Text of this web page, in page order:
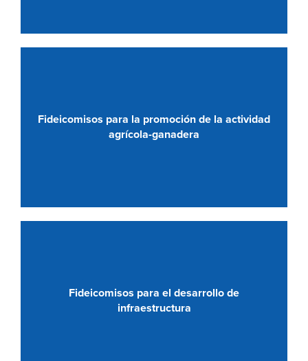
Fideicomisos para la promoción de la actividad
agrícola-ganadera
Fideicomisos para el desarrollo de
infraestructura